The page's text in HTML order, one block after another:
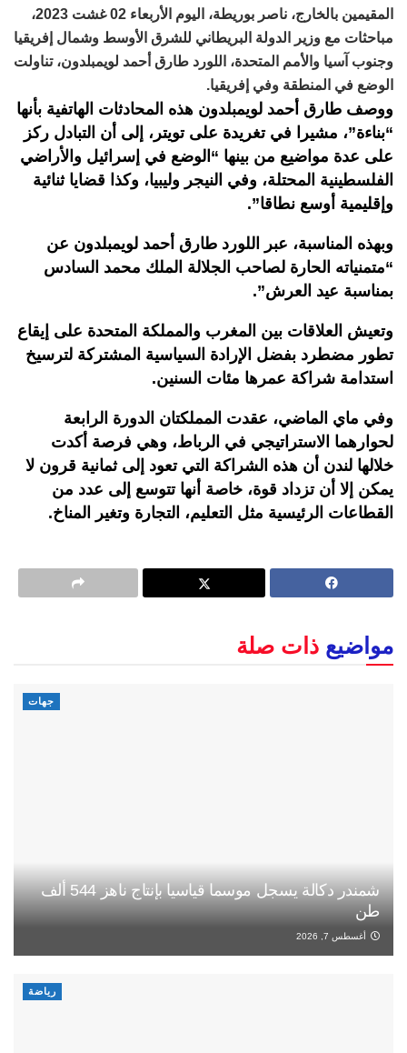
المقيمين بالخارج، ناصر بوريطة، اليوم الأربعاء 02 غشت 2023،
مباحثات مع وزير الدولة البريطاني للشرق الأوسط وشمال إفريقيا
وجنوب آسيا والأمم المتحدة، اللورد طارق أحمد لويمبلدون، تناولت
الوضع في المنطقة وفي إفريقيا.
ووصف طارق أحمد لويمبلدون هذه المحادثات الهاتفية بأنها
“بناءة”، مشيرا في تغريدة على تويتر، إلى أن التبادل ركز
على عدة مواضيع من بينها “الوضع في إسرائيل والأراضي
الفلسطينية المحتلة، وفي النيجر وليبيا، وكذا قضايا ثنائية
وإقليمية أوسع نطاقا”.
وبهذه المناسبة، عبر اللورد طارق أحمد لويمبلدون عن
“متمنياته الحارة لصاحب الجلالة الملك محمد السادس
بمناسبة عيد العرش”.
وتعيش العلاقات بين المغرب والمملكة المتحدة على إيقاع
تطور مضطرد بفضل الإرادة السياسية المشتركة لترسيخ
استدامة شراكة عمرها مئات السنين.
وفي ماي الماضي، عقدت المملكتان الدورة الرابعة
لحوارهما الاستراتيجي في الرباط، وهي فرصة أكدت
خلالها لندن أن هذه الشراكة التي تعود إلى ثمانية قرون لا
يمكن إلا أن تزداد قوة، خاصة أنها تتوسع إلى عدد من
القطاعات الرئيسية مثل التعليم، التجارة وتغير المناخ.
مواضيع ذات صلة
جهات
شمندر دكالة يسجل موسما قياسيا بإنتاج ناهز 544 ألف
طن
أغسطس 7, 2026
رياضة